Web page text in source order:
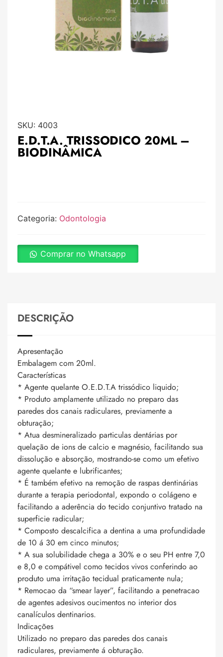
SKU: 4003
E.D.T.A. TRISSODICO 20ML –
BIODINÂMICA
Categoria: Odontologia
Comprar no Whatsapp
DESCRIÇÃO
Apresentação
Embalagem com 20ml.
Características
* Agente quelante O.E.D.T.A trissódico liquido;
* Produto amplamente utilizado no preparo das
paredes dos canais radiculares, previamente a
obturação;
* Atua desmineralizado particulas dentárias por
quelação de ions de calcio e magnésio, facilitando sua
dissolução e absorção, mostrando-se como um efetivo
agente quelante e lubrificantes;
* É também efetivo na remoção de raspas dentinárias
durante a terapia periodontal, expondo o colágeno e
facilitando a aderência do tecido conjuntivo tratado na
superficie radicular;
* Composto descalcifica a dentina a uma profundidade
de 10 á 30 em cinco minutos;
* A sua solubilidade chega a 30% e o seu PH entre 7,0
e 8,0 e compátivel como tecidos vivos conferindo ao
produto uma irritação tecidual praticamente nula;
* Remocao da “smear layer”, facilitando a penetracao
de agentes adesivos oucimentos no interior dos
canalículos dentinarios.
Indicações
Utilizado no preparo das paredes dos canais
radiculares, previamente á obturação.